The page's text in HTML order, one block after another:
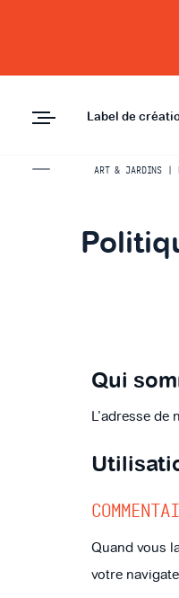
Label de
ART & JARDINS |
Qui
L’adresse de
Quand vous
votre